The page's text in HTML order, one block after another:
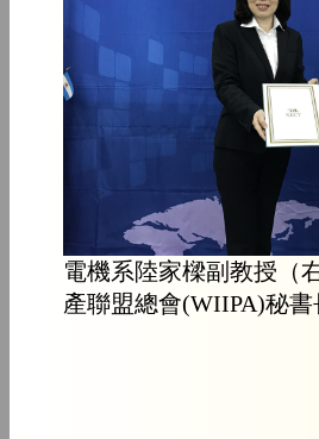
電機系陸家樑副教授（
產聯盟總會(WIIPA)秘